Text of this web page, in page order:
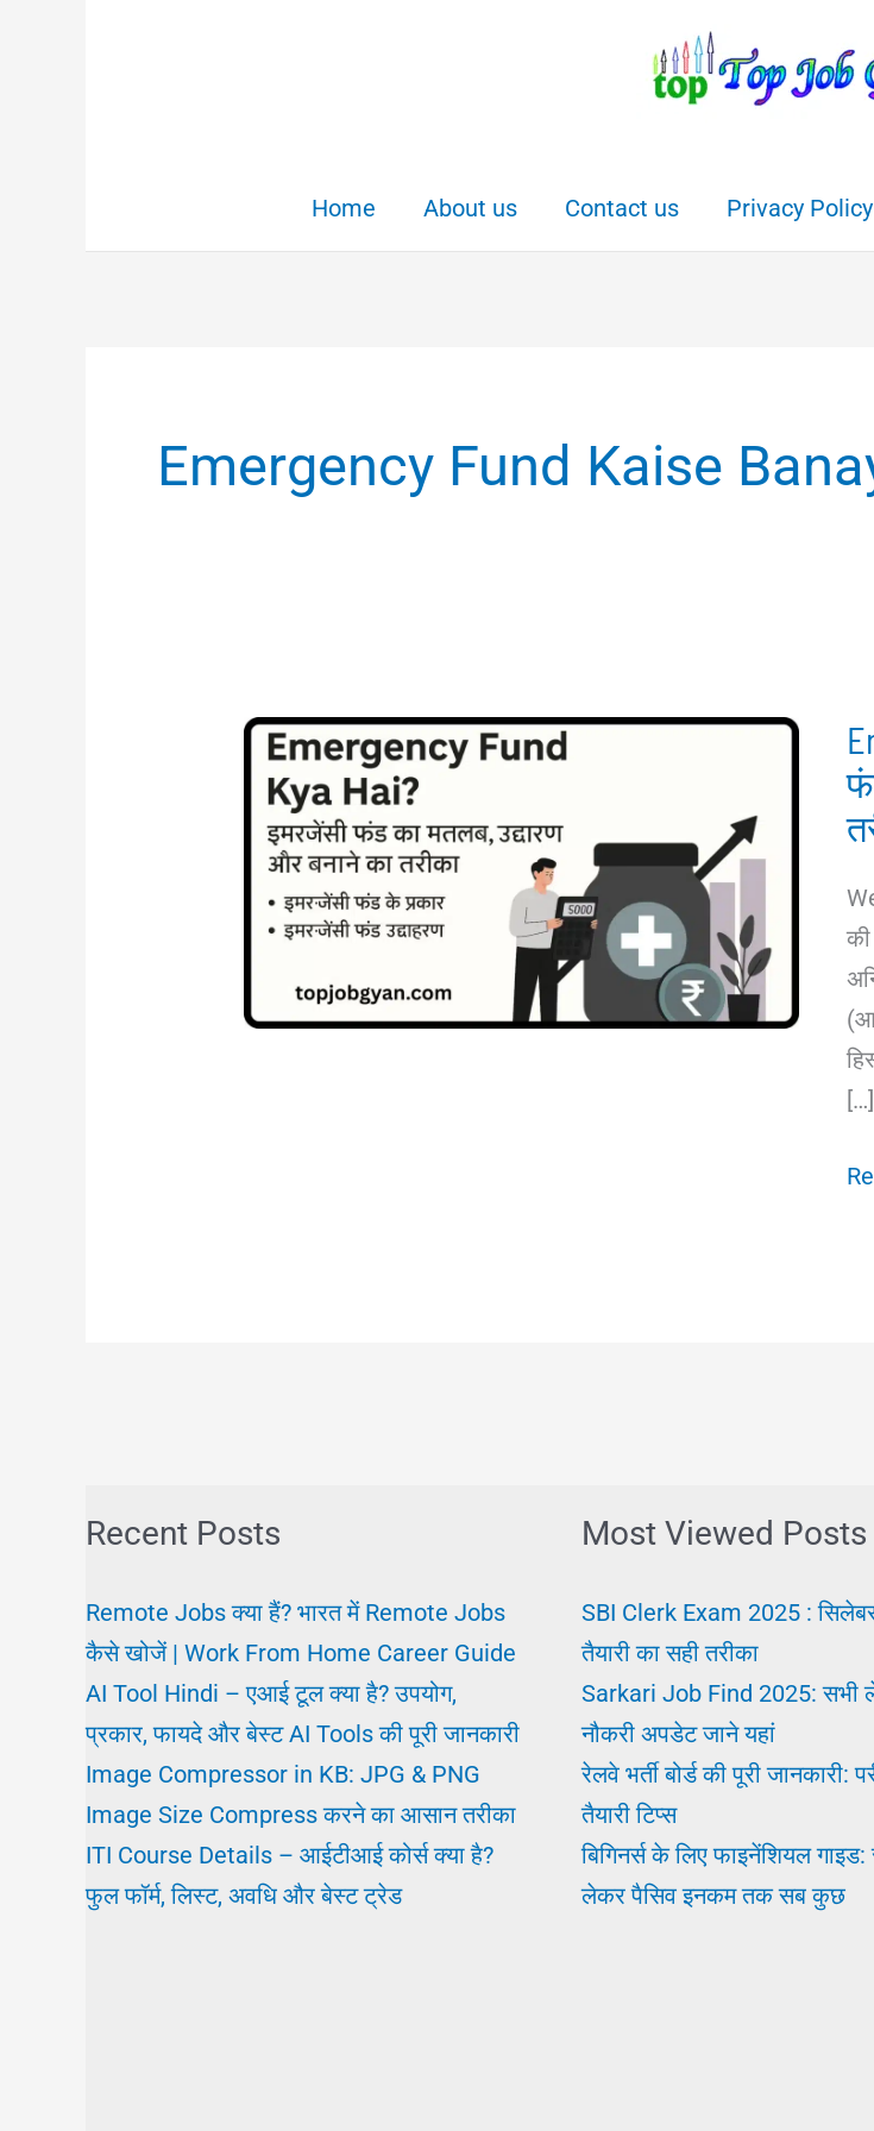
Home About us Contact us Privacy Policy
Emergency Fund Kaise
[…]
और
का
Recent Posts
Remote Jobs क्या हैं? भारत में Remote Jobs
कैसे खोजें | Work From Home Career Guide
AI Tool Hindi – एआई टूल क्या है? उपयोग,
प्रकार, फायदे और बेस्ट AI Tools की पूरी जानकारी
Image Compressor in KB: JPG & PNG
Image Size Compress करने का आसान तरीका
ITI Course Details – आईटीआई कोर्स क्या है?
फुल फॉर्म, लिस्ट, अवधि और बेस्ट ट्रेड
Most Viewed Posts
SBI Clerk Exam 2025 :
तैयारी का सही तरीका
Sarkari Job Find 2025: सभी
नौकरी अपडेट जाने यहां
रेलवे भर्ती बोर्ड की पूरी जानकारी:
तैयारी टिप्स
बिगिनर्स के लिए फाइनेंशियल
लेकर पैसिव इनकम तक सब कुछ